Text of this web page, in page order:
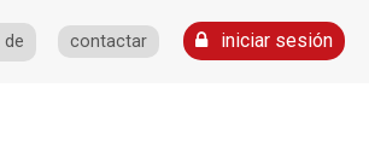
contactar iniciar sesión